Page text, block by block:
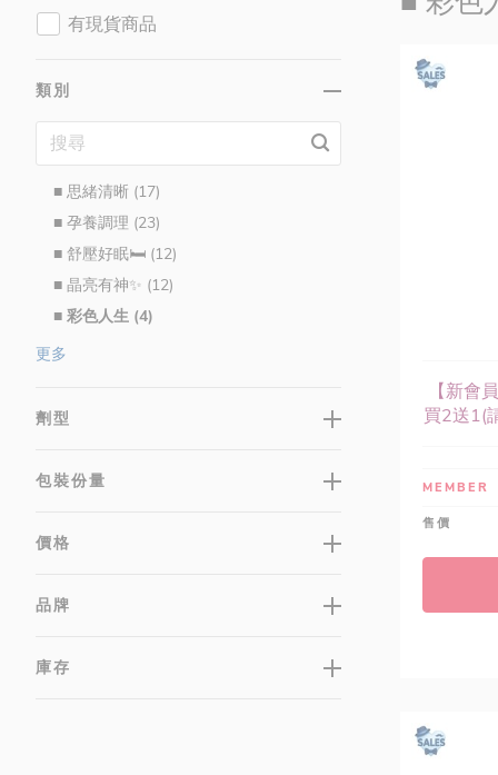
有現貨商品
類別
維生素/礦物質 (116)
機能養生 (152)
■ 三高循環🐟 (25)
■ 思緒清晰 (17)
■ 孕養調理 (23)
■ 舒壓好眠🛏️ (12)
■ 晶亮有神✨ (12)
■ 彩色人生 (4)
■ 關鍵靈活 (16)
■ 雄風再現 (14)
■ 月月順心 (9)
■ 病後補養 (10)
■ 保衛調理 (5)
■ 體內環保 (18)
更多
劑型
包裝份量
價格
品牌
庫存
【新會
買2送1(
MEMBER
售價